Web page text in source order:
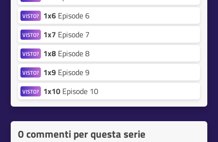
VISTO? 1x6 Episode 6
VISTO? 1x7 Episode 7
VISTO? 1x8 Episode 8
VISTO? 1x9 Episode 9
VISTO? 1x10 Episode 10
0 commenti per questa serie